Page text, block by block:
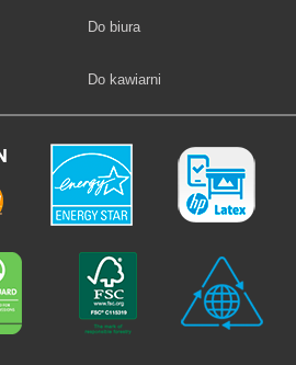
Fototapety
Do biura
Fototapety
Do kawiarni